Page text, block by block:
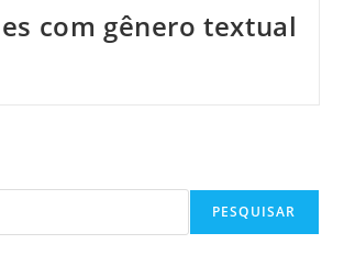
com gênero textual
PESQUISAR